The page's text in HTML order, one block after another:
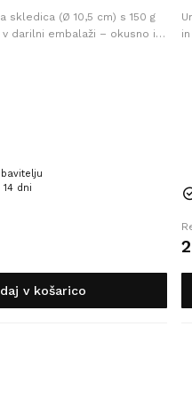
skledica (Ø 10,5 cm) s 150 g
darilni embalaži – okusno in
dni
v košarico